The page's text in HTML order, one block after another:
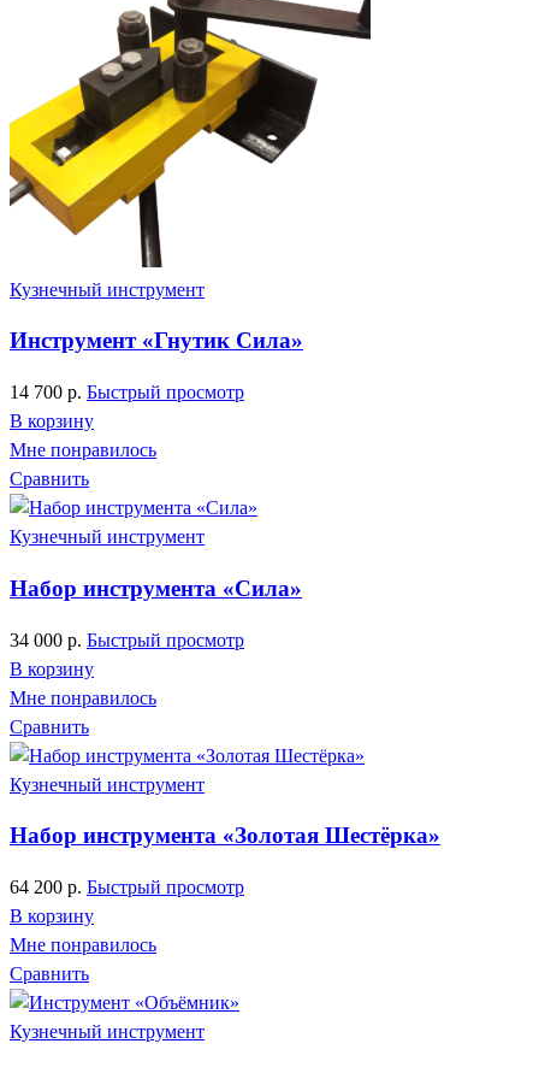
Кузнечный инструмент
Инструмент «Гнутик Сила»
14 700 р. Быстрый просмотр
В корзину
Мне понравилось
Сравнить
Кузнечный инструмент
Набор инструмента «Сила»
34 000 р. Быстрый просмотр
В корзину
Мне понравилось
Сравнить
Кузнечный инструмент
Набор инструмента «Золотая Шестёрка»
64 200 р. Быстрый просмотр
В корзину
Мне понравилось
Сравнить
Кузнечный инструмент